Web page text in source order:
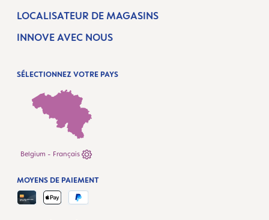
LOCALISATEUR DE MAGASINS
INNOVE AVEC NOUS
SÉLECTIONNEZ VOTRE PAYS
Belgium - Français
MOYENS DE PAIEMENT